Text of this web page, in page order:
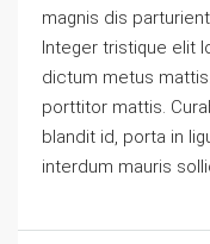
magnis dis
Integer tristique elit
dictum metus
porttitor mattis.
blandit id, porta in
interdum mauris